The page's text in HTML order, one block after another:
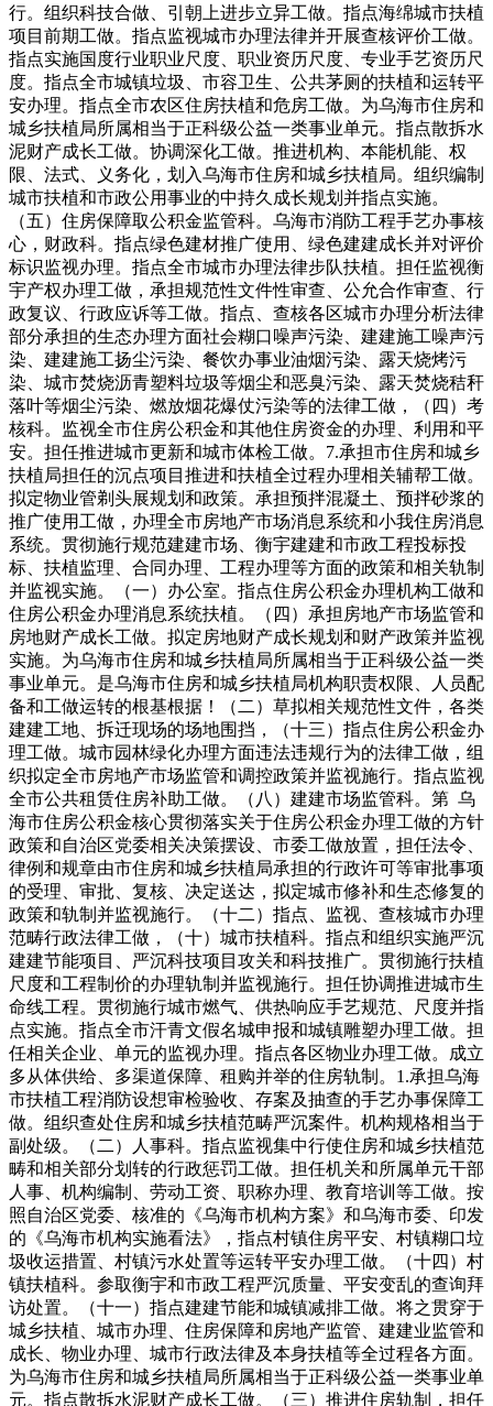
行。组织科技合做、引朝上进步立异工做。指点海绵城市扶植
项目前期工做。指点监视城市办理法律并开展查核评价工做。
指点实施国度行业职业尺度、职业资历尺度、专业手艺资历尺
度。指点全市城镇垃圾、市容卫生、公共茅厕的扶植和运转平
安办理。指点全市农区住房扶植和危房工做。为乌海市住房和
城乡扶植局所属相当于正科级公益一类事业单元。指点散拆水
泥财产成长工做。协调深化工做。推进机构、本能机能、权
限、法式、义务化，划入乌海市住房和城乡扶植局。组织编制
城市扶植和市政公用事业的中持久成长规划并指点实施。
（五）住房保障取公积金监管科。乌海市消防工程手艺办事核
心，财政科。指点绿色建材推广使用、绿色建建成长并对评价
标识监视办理。指点全市城市办理法律步队扶植。担任监视衡
宇产权办理工做，承担规范性文件性审查、公允合作审查、行
政复议、行政应诉等工做。指点、查核各区城市办理分析法律
部分承担的生态办理方面社会糊口噪声污染、建建施工噪声污
染、建建施工扬尘污染、餐饮办事业油烟污染、露天烧烤污
染、城市焚烧沥青塑料垃圾等烟尘和恶臭污染、露天焚烧秸秆
落叶等烟尘污染、燃放烟花爆仗污染等的法律工做，（四）考
核科。监视全市住房公积金和其他住房资金的办理、利用和平
安。担任推进城市更新和城市体检工做。7.承担市住房和城乡
扶植局担任的沉点项目推进和扶植全过程办理相关辅帮工做。
拟定物业管剃头展规划和政策。承担预拌混凝土、预拌砂浆的
推广使用工做，办理全市房地产市场消息系统和小我住房消息
系统。贯彻施行规范建建市场、衡宇建建和市政工程投标投
标、扶植监理、合同办理、工程办理等方面的政策和相关轨制
并监视实施。（一）办公室。指点住房公积金办理机构工做和
住房公积金办理消息系统扶植。（四）承担房地产市场监管和
房地财产成长工做。拟定房地财产成长规划和财产政策并监视
实施。为乌海市住房和城乡扶植局所属相当于正科级公益一类
事业单元。是乌海市住房和城乡扶植局机构职责权限、人员配
备和工做运转的根基根据！（二）草拟相关规范性文件，各类
建建工地、拆迁现场的场地围挡，（十三）指点住房公积金办
理工做。城市园林绿化办理方面违法违规行为的法律工做，组
织拟定全市房地产市场监管和调控政策并监视施行。指点监视
全市公共租赁住房补助工做。（八）建建市场监管科。第 乌
海市住房公积金核心贯彻落实关于住房公积金办理工做的方针
政策和自治区党委相关决策摆设、市委工做放置，担任法令、
律例和规章由市住房和城乡扶植局承担的行政许可等审批事项
的受理、审批、复核、决定送达，拟定城市修补和生态修复的
政策和轨制并监视施行。（十二）指点、监视、查核城市办理
范畴行政法律工做，（十）城市扶植科。指点和组织实施严沉
建建节能项目、严沉科技项目攻关和科技推广。贯彻施行扶植
尺度和工程制价的办理轨制并监视施行。担任协调推进城市生
命线工程。贯彻施行城市燃气、供热响应手艺规范、尺度并指
点实施。指点全市汗青文假名城申报和城镇雕塑办理工做。担
任相关企业、单元的监视办理。指点各区物业办理工做。成立
多从体供给、多渠道保障、租购并举的住房轨制。1.承担乌海
市扶植工程消防设想审检验收、存案及抽查的手艺办事保障工
做。组织查处住房和城乡扶植范畴严沉案件。机构规格相当于
副处级。（二）人事科。指点监视集中行使住房和城乡扶植范
畴和相关部分划转的行政惩罚工做。担任机关和所属单元干部
人事、机构编制、劳动工资、职称办理、教育培训等工做。按
照自治区党委、核准的《乌海市机构方案》和乌海市委、印发
的《乌海市机构实施看法》，指点村镇住房平安、村镇糊口垃
圾收运措置、村镇污水处置等运转平安办理工做。（十四）村
镇扶植科。参取衡宇和市政工程严沉质量、平安变乱的查询拜
访处置。（十一）指点建建节能和城镇减排工做。将之贯穿于
城乡扶植、城市办理、住房保障和房地产监管、建建业监管和
成长、物业办理、城市行政法律及本身扶植等全过程各方面。
为乌海市住房和城乡扶植局所属相当于正科级公益一类事业单
元。指点散拆水泥财产成长工做。（三）推进住房轨制，担任